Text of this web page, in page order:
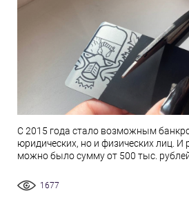
С 2015 года стало возможным
юридических, но и физических лиц. И
можно было сумму от 500 тыс.
1677